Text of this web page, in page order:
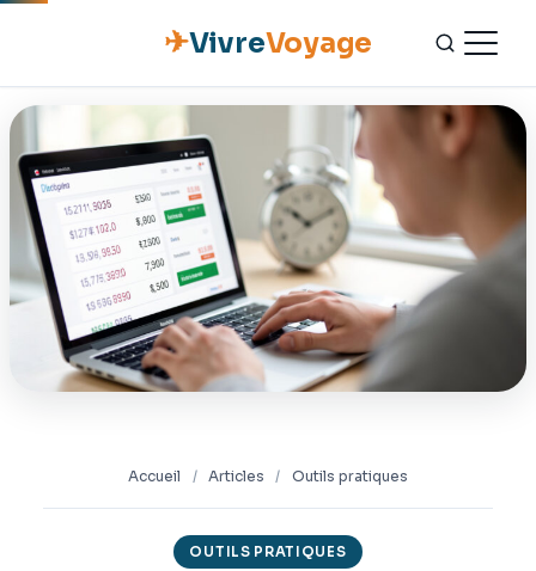
✈VivreVoyage
ACCUEIL
ESCAPADES
NATURE
GASTRONOMIE
CULTURE
Accueil / Articles / Outils pratiques
OUTILS PRATIQUES